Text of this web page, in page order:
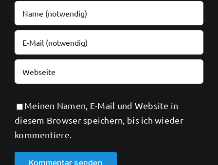
Meinen Namen, E-Mail und Website in
diesem Browser speichern, bis ich wieder
kommentiere.